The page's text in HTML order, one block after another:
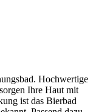
Hochwertige
Ihre Haut mit
ist das Bierbad